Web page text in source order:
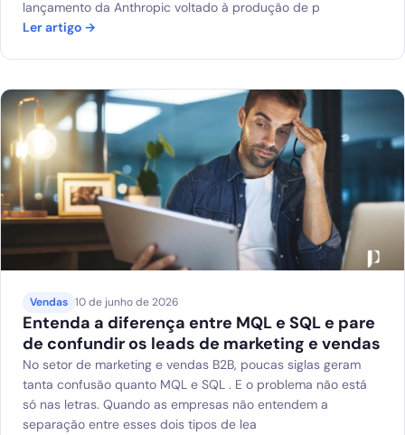
lançamento da Anthropic voltado à produção de p
Ler artigo →
Vendas 10 de junho de 2026
Entenda a diferença entre MQL e SQL e pare
de confundir os leads de marketing e vendas
No setor de marketing e vendas B2B, poucas siglas geram
tanta confusão quanto MQL e SQL . E o problema não está
só nas letras. Quando as empresas não entendem a
separação entre esses dois tipos de lea